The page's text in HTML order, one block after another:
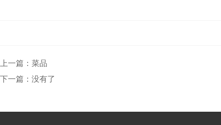
上一篇：菜品
下一篇：没有了